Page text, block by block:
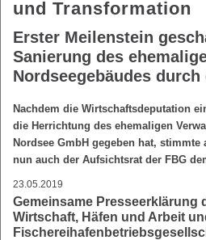
und Transformation
Erster Meilenstein
Sanierung des
Nordseegebäudes durch
Nachdem die Wirtschaftsdeputation
die Herrichtung des ehemaligen
Nordsee GmbH gegeben hat, stimmte
nun auch der Aufsichtsrat der FBG
23.05.2019
Gemeinsame Presseerklärung
Wirtschaft, Häfen und Arbeit